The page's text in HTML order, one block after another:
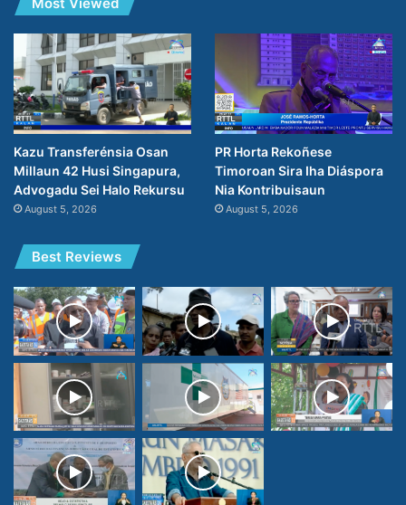
Most Viewed
Kazu Transferénsia Osan
Millaun 42 Husi Singapura,
Advogadu Sei Halo Rekursu
August 5, 2026
PR Horta Rekoñese
Timoroan Sira Iha Diáspora
Nia Kontribuisaun
August 5, 2026
Best Reviews